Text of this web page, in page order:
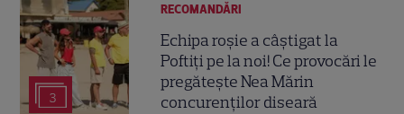
3
RECOMANDĂRI
Echipa roșie a câștigat la
Poftiți pe la noi! Ce provocări le
pregătește Nea Mărin
concurenților diseară